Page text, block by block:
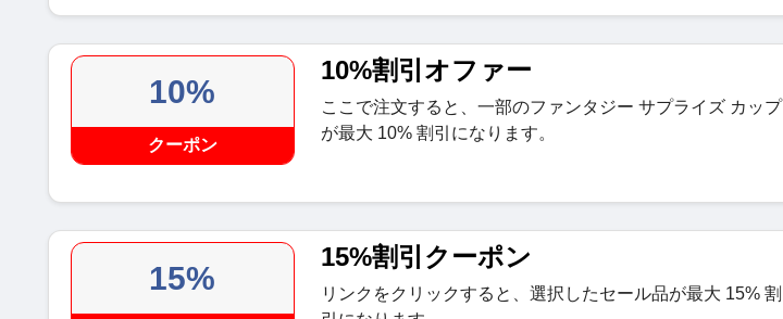
10%
クーポン
10%割引オファー
ここで注文すると、一部のファンタジー サプライズ カップ
が最大 10% 割引になります。
15%
15%割引クーポン
リンクをクリックすると、選択したセール品が最大 15% 割